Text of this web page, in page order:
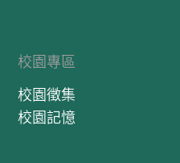
校園專區
校園徵集
校園記憶